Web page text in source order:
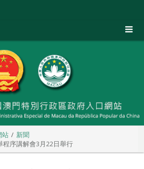
站
新聞
序講解會3月22日舉行